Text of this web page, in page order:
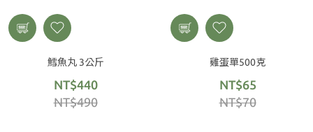
鱈魚丸 3公斤
NT$440
NT$490
雞蛋單500克
NT$65
NT$70